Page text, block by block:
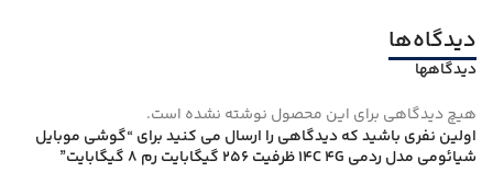
دیدگاه‌ها
دیدگاهها
هیچ دیدگاهی برای این محصول نوشته نشده است.
اولین نفری باشید که دیدگاهی را ارسال می کنید برای “گوشی موبايل
شیائومی مدل ردمی 14C 4G ظرفیت 256 گیگابایت رم 8 گیگابایت”